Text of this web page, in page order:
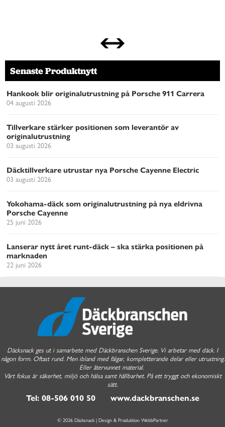
Senaste Produktnytt
Hankook blir originalutrustning på Porsche 911 Carrera
04 augusti 2026
Tillverkare stärker positionen som leverantör av
originalutrustning
03 augusti 2026
Däcktillverkare utrustar nya Porsche Cayenne Electric
03 augusti 2026
Yokohama-däck som originalutrustning på nya eldrivna
Porsche Cayenne
25 juni 2026
Lanserar nytt året runt-däck – ska stärka positionen på
marknaden
22 juni 2026
Däcksnack ges ut i samarbete med Däckbranschen Sverige. Vi arbetar med däck. I
någon form. Oftast rund. Men ibland med fälgar, kompletterande delar eller utrustning.
Eller återvunnet material.
Vårt fokus är säkerhet, miljö och hälsa samt hållbarhet. På ett tryggt och ekonomiskt
sätt.
Tel: 08-506 010 50 www.dackbranschen.se
© 2026 Däcksnack | Design & Produktion WebbPartner